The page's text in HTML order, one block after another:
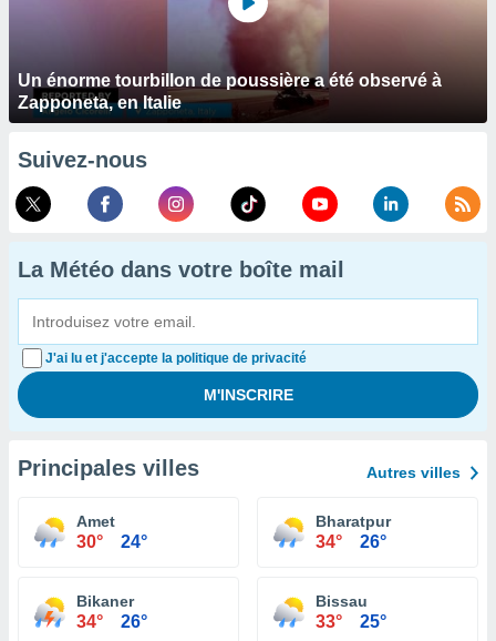
Un énorme tourbillon de poussière a été observé à
Zapponeta, en Italie
Suivez-nous
La Météo dans votre boîte mail
J'ai lu et j'accepte la politique de privacité
Principales villes Autres villes
Amet
30° 24°
Bharatpur
34° 26°
Bikaner
34° 26°
Bissau
33° 25°